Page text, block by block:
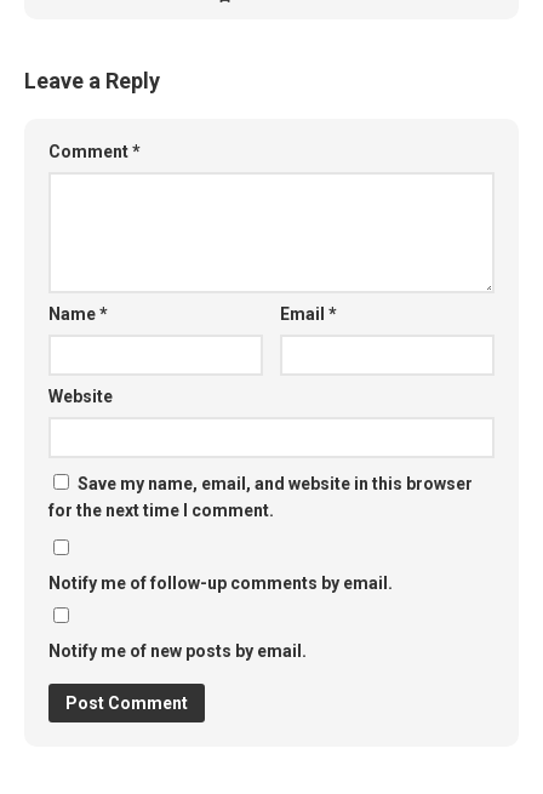
Leave a Reply
Comment*
Name* Email*
Website
Save my name, email, and website in this browser
for the next time I comment.
Notify me of follow-up comments by email.
Notify me of new posts by email.